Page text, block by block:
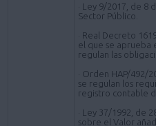
· Ley 9/2017, de 8
Sector Público.
· Real Decreto
el que se aprueba
regulan las
· Orden HAP/492/
se regulan los
registro contable
· Ley 37/1992, de
sobre el Valor